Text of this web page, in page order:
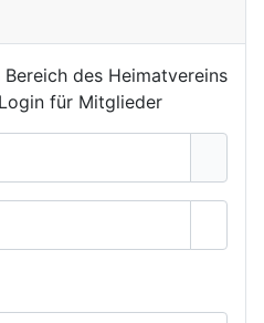
des Heimatvereins
für Mitglieder